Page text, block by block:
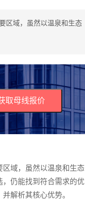
区域，虽然以温泉和生态
取母线报价
域，虽然以温泉和生态
仍能找到符合需求的优
解析其核心优势。